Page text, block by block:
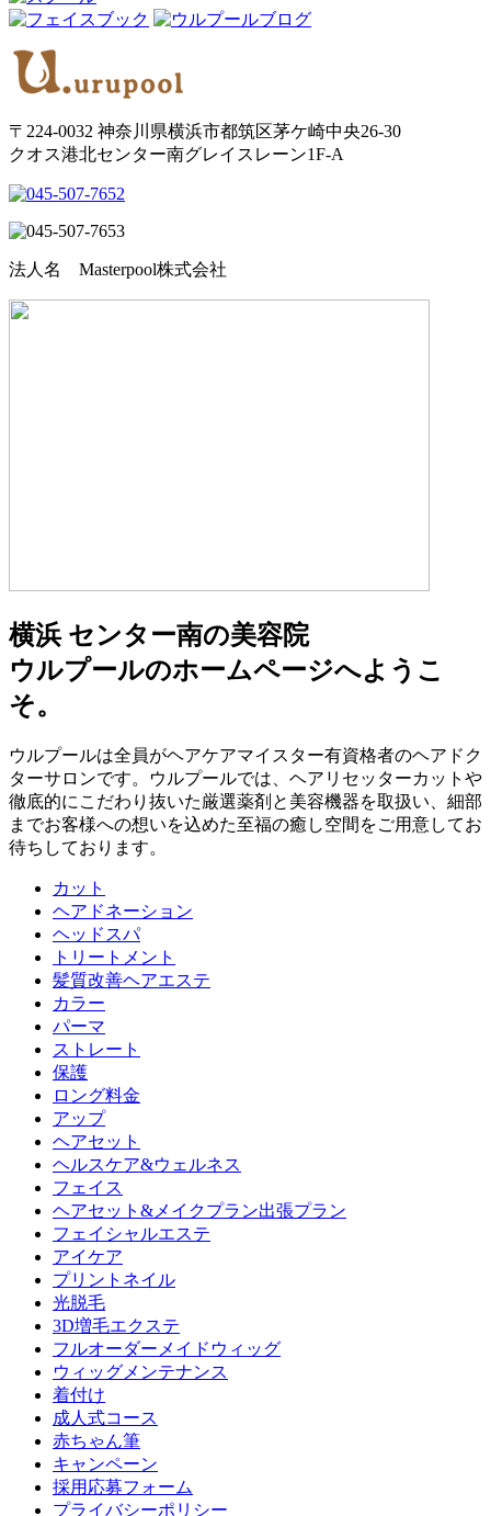
〒224-0032 神奈川県横浜市都筑区茅ケ崎中央26-30
クオス港北センター南グレイスレーン1F‐A
法人名 Masterpool株式会社
横浜 センター南の美容院
ウルプールのホームページへようこ
そ。
ウルプールは全員がヘアケアマイスター有資格者のヘアドク
ターサロンです。ウルプールでは、ヘアリセッターカットや
徹底的にこだわり抜いた厳選薬剤と美容機器を取扱い、細部
までお客様への想いを込めた至福の癒し空間をご用意してお
待ちしております。
カット
ヘアドネーション
ヘッドスパ
トリートメント
髪質改善ヘアエステ
カラー
パーマ
ストレート
保護
ロング料金
アップ
ヘアセット
ヘルスケア&ウェルネス
フェイス
ヘアセット&メイクプラン出張プラン
フェイシャルエステ
アイケア
プリントネイル
光脱毛
3D増毛エクステ
フルオーダーメイドウィッグ
ウィッグメンテナンス
着付け
成人式コース
赤ちゃん筆
キャンペーン
採用応募フォーム
プライバシーポリシー